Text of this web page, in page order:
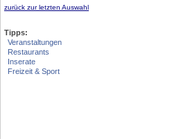
zurück zur letzten Auswahl
Tipps:
Veranstaltungen
Restaurants
Inserate
Freizeit & Sport